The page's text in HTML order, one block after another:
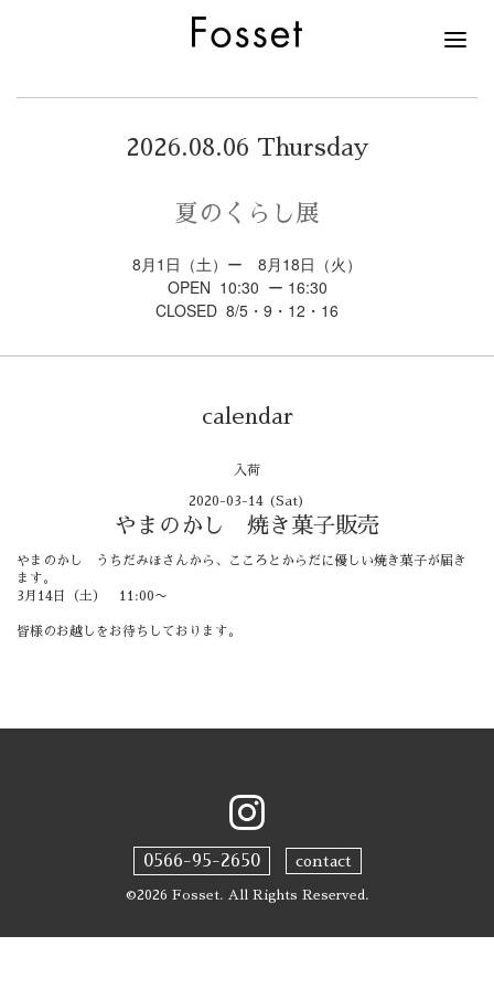
2026.08.06 Thursday
夏のくらし展
8月1日（土）ー 8月18日（火）
OPEN 10:30 ー 16:30
CLOSED 8/5・9・12・16
calendar
入荷
2020-03-14 (Sat)
やまのかし 焼き菓子販売
やまのかし うちだみほさんから、こころとからだに優しい焼き菓子が届き
ます。
3月14日（土） 11:00〜
皆様のお越しをお待ちしております。
0566-95-2650 contact
©2026 Fosset. All Rights Reserved.